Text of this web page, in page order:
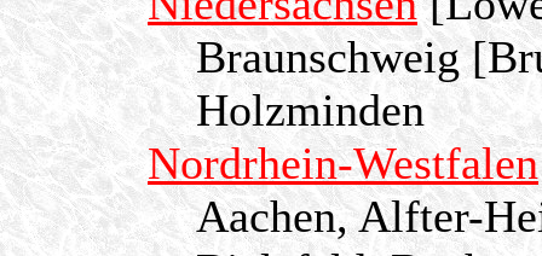
Braunschweig
Holzminden
Nordrhein-Westfalen
Aachen, Alfter-